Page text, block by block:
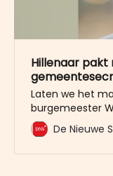
Hillenaar pakt
Laten we het
burgemeester
in 2,5 jaar tijd
een sterke
De Nieuwe